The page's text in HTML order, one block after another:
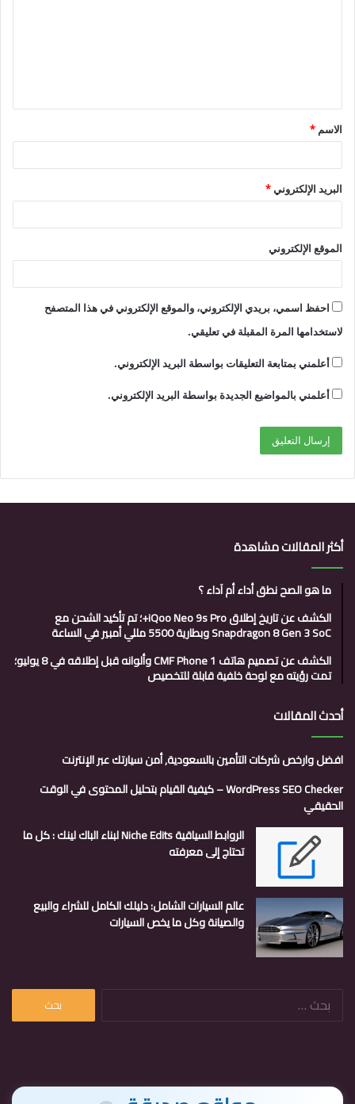
ق
*
الاسم *
البريد الإلكتروني*
الموقع الإلكتروني
احفظ اسمي، بريدي الإلكتروني، والموقع الإلكتروني في هذا المتصفح
لاستخدامها المرة المقبلة في تعليقي.
أعلمني بمتابعة التعليقات بواسطة البريد الإلكتروني.
أعلمني بالمواضيع الجديدة بواسطة البريد الإلكتروني.
أكثر المقالات مشاهدة
ما هو الصح نطق أداء أم آداء ؟
الكشف عن تاريخ إطلاق iQoo Neo 9s Pro+؛ تم تأكيد الشحن مع
Snapdragon 8 Gen 3 SoC وبطارية 5500 مللي أمبير في الساعة
الكشف عن تصميم هاتف CMF Phone 1 وألوانه قبل إطلاقه في 8 يوليو؛
تمت رؤيته مع لوحة خلفية قابلة للتخصيص
أحدث المقالات
افضل وارخص شركات التأمين بالسعودية, أمن سيارتك عبر الإنترنت
WordPress SEO Checker – كيفية القيام بتحليل المحتوى في الوقت
الحقيقي
الروابط السياقية Niche Edits لبناء الباك لينك : كل ما
تحتاج إلى معرفته
عالم السيارات الشامل: دليلك الكامل للشراء والبيع
والصيانة وكل ما يخص السيارات
البحث